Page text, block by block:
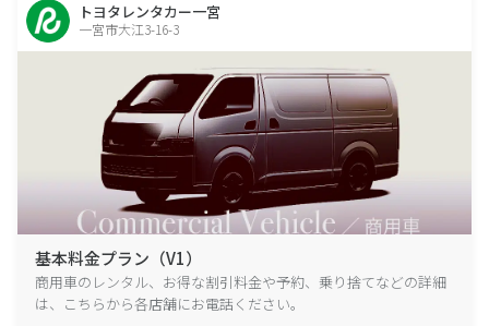
トヨタレンタカー一宮
一宮市大江3-16-3
基本料金プラン（V1）
商用車のレンタル、お得な割引料金や予約、乗り捨てなどの詳細
は、こちらから各店舗にお電話ください。